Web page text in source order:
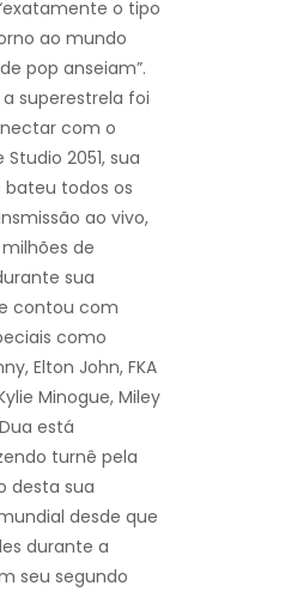
o tipo
ao mundo
pop anseiam”.
superestrela foi
com o
2051, sua
bateu todos os
ao vivo,
de
sua
contou com
como
Elton John, FKA
Minogue, Miley
está
turnê pela
desta sua
desde que
durante a
seu segundo